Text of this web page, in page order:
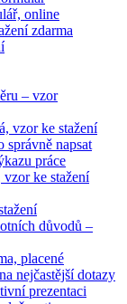
online
zdarma
– vzor
vzor ke stažení
napsat
práce
ke stažení
důvodů –
placené
nejčastější dotazy
prezentaci